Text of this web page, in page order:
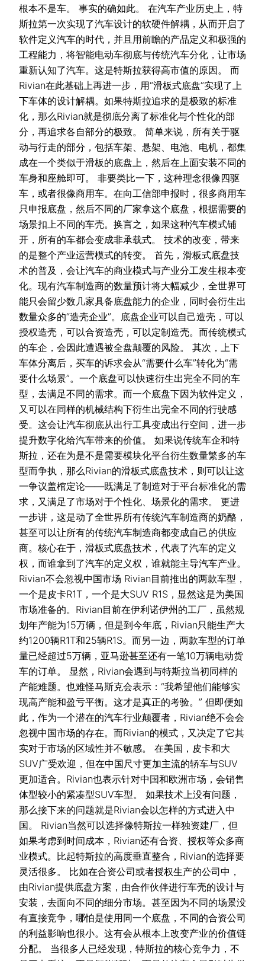
根本不是车。 事实的确如此。 在汽车产业历史上，特
斯拉第一次实现了汽车设计的软硬件解耦，从而开启了
软件定义汽车的时代，并且用前瞻的产品定义和极强的
工程能力，将智能电动车彻底与传统汽车分化，让市场
重新认知了汽车。这是特斯拉获得高市值的原因。 而
Rivian在此基础上再进一步，用“滑板式底盘”实现了上
下车体的设计解耦。如果特斯拉追求的是极致的标准
化，那么Rivian就是彻底分离了标准化与个性化的部
分，再追求各自部分的极致。 简单来说，所有关于驱
动与行走的部分，包括车架、悬架、电池、电机，都集
成在一个类似于滑板的底盘上，然后在上面安装不同的
车身和座舱即可。 非要类比一下，这种理念很像四驱
车，或者很像商用车。在向工信部申报时，很多商用车
只申报底盘，然后不同的厂家拿这个底盘，根据需要的
场景扣上不同的车壳。换言之，如果这种汽车模式铺
开，所有的车都会变成非承载式。 技术的改变，带来
的是整个产业运营模式的转变。 首先，滑板式底盘技
术的普及，会让汽车的商业模式与产业分工发生根本变
化。现有汽车制造商的数量预计将大幅减少，全世界可
能只会留少数几家具备底盘能力的企业，同时会衍生出
数量众多的“造壳企业”。底盘企业可以自己造壳，可以
授权造壳，可以合资造壳，可以定制造壳。而传统模式
的车企，会因此遭遇被全盘颠覆的风险。 其次，上下
车体分离后，买车的诉求会从“需要什么车”转化为“需
要什么场景”。一个底盘可以快速衍生出完全不同的车
型，去满足不同的需求。而一个底盘下因为软件定义，
又可以在同样的机械结构下衍生出完全不同的行驶感
受。这会让汽车彻底从出行工具变成出行空间，进一步
提升数字化给汽车带来的价值。 如果说传统车企和特
斯拉，还在为是不是需要模块化平台衍生数量繁多的车
型而争执，那么Rivian的滑板式底盘技术，则可以让这
一争议盖棺定论——既满足了制造对于平台标准化的需
求，又满足了市场对于个性化、场景化的需求。 更进
一步讲，这是动了全世界所有传统汽车制造商的奶酪，
甚至可以让所有的传统汽车制造商都变成自己的供应
商。核心在于，滑板式底盘技术，代表了汽车的定义
权，而谁拿到了汽车的定义权，谁就能主导汽车产业。
Rivian不会忽视中国市场 Rivian目前推出的两款车型，
一个是皮卡R1T，一个是大SUV R1S，显然这是为美国
市场准备的。Rivian目前在伊利诺伊州的工厂，虽然规
划年产能为15万辆，但是到今年底，Rivian只能生产大
约1200辆R1T和25辆R1S。而另一边，两款车型的订单
量已经超过5万辆，亚马逊甚至还有一笔10万辆电动货
车的订单。 显然，Rivian会遇到与特斯拉当初同样的
产能难题。也难怪马斯克会表示：“我希望他们能够实
现高产能和盈亏平衡。这才是真正的考验。” 但即便如
此，作为一个潜在的汽车行业颠覆者，Rivian绝不会会
忽视中国市场的存在。而Rivian的模式，又决定了它其
实对于市场的区域性并不敏感。 在美国，皮卡和大
SUV广受欢迎，但在中国尺寸更加主流的轿车与SUV
更加适合。Rivian也表示针对中国和欧洲市场，会销售
体型较小的紧凑型SUV车型。 如果技术上没有问题，
那么接下来的问题就是Rivian会以怎样的方式进入中
国。 Rivian当然可以选择像特斯拉一样独资建厂，但
如果考虑到时间成本，Rivian还有合资、授权等众多商
业模式。比起特斯拉的高度垂直整合，Rivian的选择要
灵活很多。 比如在合资公司或者授权生产的公司中，
由Rivian提供底盘方案，由合作伙伴进行车壳的设计与
安装，去面向不同的细分市场。甚至因为不同的场景没
有直接竞争，哪怕是使用同一个底盘，不同的合资公司
的利益影响也很小。这有会从根本上改变产业的价值链
分配。 当很多人已经发现，特斯拉的核心竞争力，不